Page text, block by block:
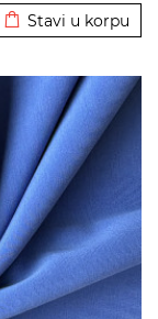
Stavi u korpu